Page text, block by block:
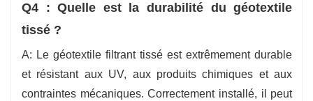
Q4 : Quelle est la durabilité du géotextile
tissé ?
A: Le géotextile filtrant tissé est extrêmement durable
et résistant aux UV, aux produits chimiques et aux
contraintes mécaniques. Correctement installé, il peut